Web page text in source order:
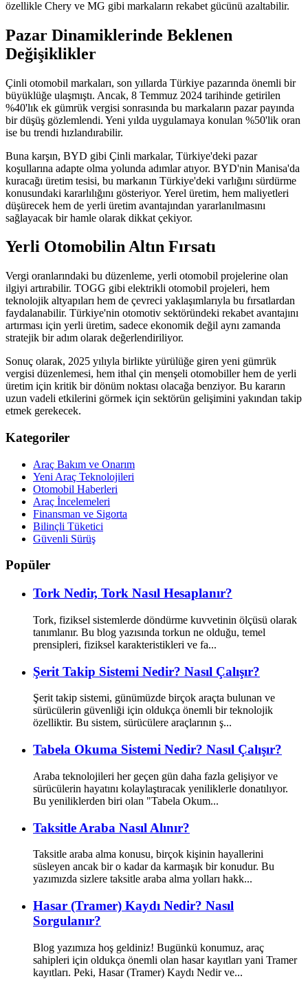
özellikle Chery ve MG gibi markaların rekabet gücünü azaltabilir.
Pazar Dinamiklerinde Beklenen
Değişiklikler
Çinli otomobil markaları, son yıllarda Türkiye pazarında önemli bir
büyüklüğe ulaşmıştı. Ancak, 8 Temmuz 2024 tarihinde getirilen
%40'lık ek gümrük vergisi sonrasında bu markaların pazar payında
bir düşüş gözlemlendi. Yeni yılda uygulamaya konulan %50'lik oran
ise bu trendi hızlandırabilir.
Buna karşın, BYD gibi Çinli markalar, Türkiye'deki pazar
koşullarına adapte olma yolunda adımlar atıyor. BYD'nin Manisa'da
kuracağı üretim tesisi, bu markanın Türkiye'deki varlığını sürdürme
konusundaki kararlılığını gösteriyor. Yerel üretim, hem maliyetleri
düşürecek hem de yerli üretim avantajından yararlanılmasını
sağlayacak bir hamle olarak dikkat çekiyor.
Yerli Otomobilin Altın Fırsatı
Vergi oranlarındaki bu düzenleme, yerli otomobil projelerine olan
ilgiyi artırabilir. TOGG gibi elektrikli otomobil projeleri, hem
teknolojik altyapıları hem de çevreci yaklaşımlarıyla bu fırsatlardan
faydalanabilir. Türkiye'nin otomotiv sektöründeki rekabet avantajını
artırması için yerli üretim, sadece ekonomik değil aynı zamanda
stratejik bir adım olarak değerlendiriliyor.
Sonuç olarak, 2025 yılıyla birlikte yürülüğe giren yeni gümrük
vergisi düzenlemesi, hem ithal çin menşeli otomobiller hem de yerli
üretim için kritik bir dönüm noktası olacağa benziyor. Bu kararın
uzun vadeli etkilerini görmek için sektörün gelişimini yakından takip
etmek gerekecek.
Kategoriler
Araç Bakım ve Onarım
Yeni Araç Teknolojileri
Otomobil Haberleri
Araç İncelemeleri
Finansman ve Sigorta
Bilinçli Tüketici
Güvenli Sürüş
Popüler
Tork Nedir, Tork Nasıl Hesaplanır?
Tork, fiziksel sistemlerde döndürme kuvvetinin ölçüsü olarak
tanımlanır. Bu blog yazısında torkun ne olduğu, temel
prensipleri, fiziksel karakteristikleri ve fa...
Şerit Takip Sistemi Nedir? Nasıl Çalışır?
Şerit takip sistemi, günümüzde birçok araçta bulunan ve
sürücülerin güvenliği için oldukça önemli bir teknolojik
özelliktir. Bu sistem, sürücülere araçlarının ş...
Tabela Okuma Sistemi Nedir? Nasıl Çalışır?
Araba teknolojileri her geçen gün daha fazla gelişiyor ve
sürücülerin hayatını kolaylaştıracak yeniliklerle donatılıyor.
Bu yeniliklerden biri olan "Tabela Okum...
Taksitle Araba Nasıl Alınır?
Taksitle araba alma konusu, birçok kişinin hayallerini
süsleyen ancak bir o kadar da karmaşık bir konudur. Bu
yazımızda sizlere taksitle araba alma yolları hakk...
Hasar (Tramer) Kaydı Nedir? Nasıl
Sorgulanır?
Blog yazımıza hoş geldiniz! Bugünkü konumuz, araç
sahipleri için oldukça önemli olan hasar kayıtları yani Tramer
kayıtları. Peki, Hasar (Tramer) Kaydı Nedir ve...